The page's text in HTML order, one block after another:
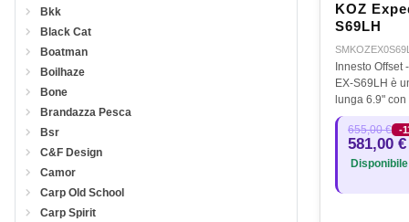
Bkk
Black Cat
Boatman
Boilhaze
Bone
Brandazza Pesca
Bsr
C&F Design
Camor
Carp Old School
Carp Spirit
KOZ
S69LH
Innesto Offset
EX-S69LH è
lunga 6.9"
75 grammi
6.9"ha una
stupefacente,
655,00 € -
581,00 €
Disponibile